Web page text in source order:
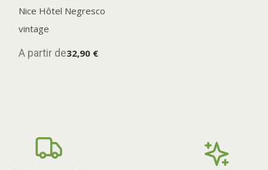
Nice Hôtel Negresco
vintage
A partir de32,90 €